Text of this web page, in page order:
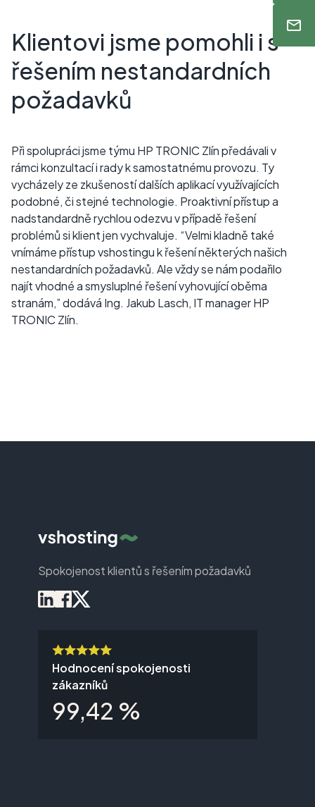
Klientovi jsme pomohli i s
řešením nestandardních
požadavků
Při spolupráci jsme týmu HP TRONIC Zlín předávali v
rámci konzultací i rady k samostatnému provozu. Ty
vycházely ze zkušeností dalších aplikací využívajících
podobné, či stejné technologie. Proaktivní přístup a
nadstandardně rychlou odezvu v případě řešení
problémů si klient jen vychvaluje. “Velmi kladně také
vnímáme přístup vshostingu k řešení některých našich
nestandardních požadavků. Ale vždy se nám podařilo
najít vhodné a smysluplné řešení vyhovující oběma
stranám,” dodává Ing. Jakub Lasch, IT manager HP
TRONIC Zlín.
Spokojenost klientů s řešením požadavků
Hodnocení spokojenosti
zákazníků
99,42 %